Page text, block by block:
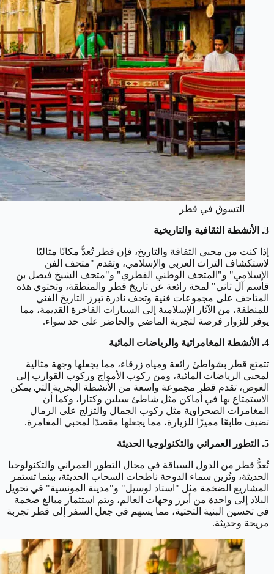
التسوق في قطر
3. الأنشطة الثقافية والتاريخية
إذا كنت من محبي الثقافة والتاريخ، فإن قطر تُعدُّ مكانًا مثاليًا
لاستكشاف التراث العربي والإسلامي، وتقدم "متحف الفن
الإسلامي" و"المتحف الوطني القطري" و"متحف الشيخ فيصل بن
قاسم آل ثاني" لمحة رائعة عن تاريخ قطر والمنطقة، وتحتوي هذه
المتاحف على مجموعات فنية وتحف نادرة تبرز التاريخ الغني
للمنطقة، من الآثار الإسلامية إلى السيارات الفاخرة القديمة، مما
يوفر للزوار فرصة لتجربة الماضي والحاضر على حد سواء.
4. الأنشطة المغامراتية والرياضات المائية
تتمتع قطر بشواطئ رائعة ومياه زرقاء، مما يجعلها وجهة مثالية
لمحبي الرياضات المائية، ومن ركوب الأمواج وركوب القوارب إلى
الغوص، تقدم قطر مجموعة واسعة من الأنشطة البحرية التي يمكن
الاستمتاع بها في أماكن مثل شاطئ سيلين وكتارا، وكما أن
المغامرات الصحراوية مثل ركوب الجمال والتزلج على الرمال
تضيف طابعًا مميزًا للزيارة، مما يجعلها مقصدًا لمحبي المغامرة.
5. التطور العمراني والتكنولوجيا الحديثة
تُعدُّ قطر من الدول السباقة في مجال التطور العمراني والتكنولوجيا
الحديثة، وتُزين سماء الدوحة ناطحات السحاب الحديثة، بينما تستمر
المشاريع الضخمة مثل "استاد لوسيل" و"مدينة المونسية" في تحويل
البلاد إلى واحدة من أبرز وجهات العالم، ويتم استثمار مبالغ ضخمة
في تحسين البنية التحتية، مما يسهم في جعل السفر إلى قطر تجربة
مريحة وحديثة.